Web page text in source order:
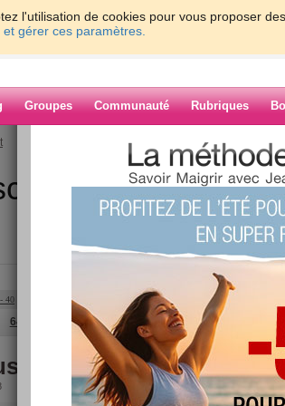
l'utilisation de cookies pour vous proposer
gérer ces paramètres.
Groupes Communauté Rubriques
40 51 - 60 71 - 80 91 - 99
64 66 67 68 69 70 Suiv. ›